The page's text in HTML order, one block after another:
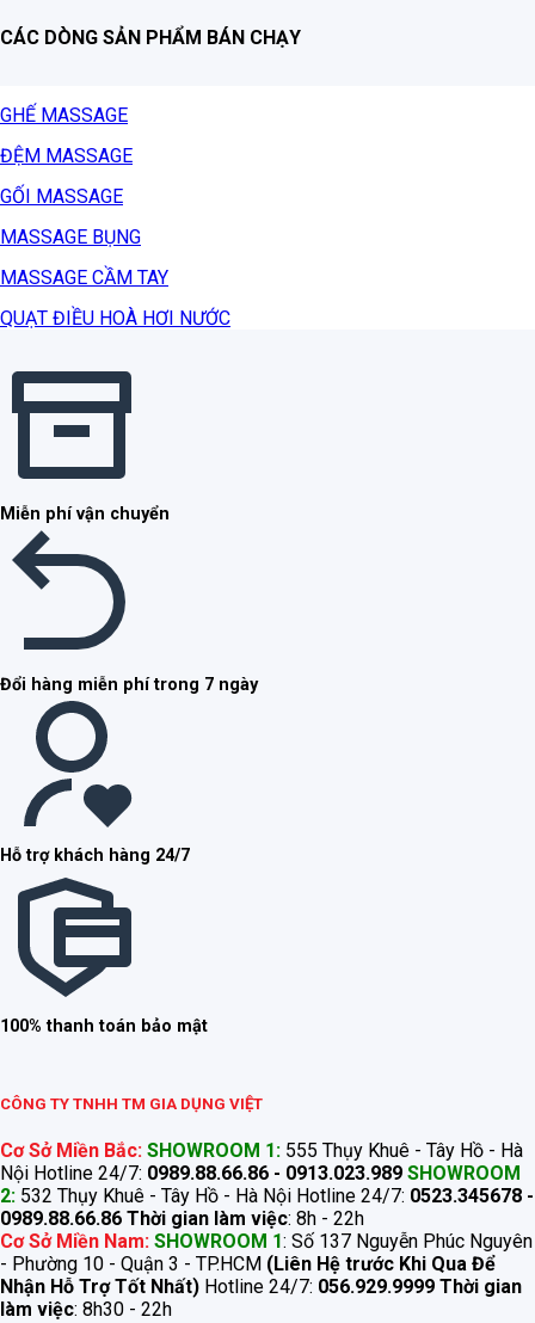
CÁC DÒNG SẢN PHẨM BÁN CHẠY
GHẾ MASSAGE
ĐỆM MASSAGE
GỐI MASSAGE
MASSAGE BỤNG
MASSAGE CẦM TAY
QUẠT ĐIỀU HOÀ HƠI NƯỚC
Miễn phí vận chuyển
Đổi hàng miễn phí trong 7 ngày
Hỗ trợ khách hàng 24/7
100% thanh toán bảo mật
CÔNG TY TNHH TM GIA DỤNG VIỆT
Cơ Sở Miền Bắc: SHOWROOM 1: 555 Thụy Khuê - Tây Hồ - Hà
Nội Hotline 24/7: 0989.88.66.86 - 0913.023.989 SHOWROOM
2: 532 Thụy Khuê - Tây Hồ - Hà Nội Hotline 24/7: 0523.345678 -
0989.88.66.86 Thời gian làm việc: 8h - 22h
Cơ Sở Miền Nam: SHOWROOM 1: Số 137 Nguyễn Phúc Nguyên
- Phường 10 - Quận 3 - TP.HCM (Liên Hệ trước Khi Qua Để
Nhận Hỗ Trợ Tốt Nhất) Hotline 24/7: 056.929.9999 Thời gian
làm việc: 8h30 - 22h